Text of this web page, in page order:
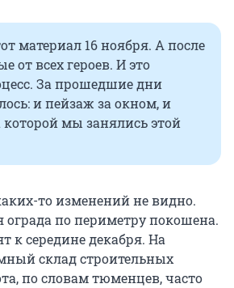
материал 16 ноября. А после
от всех героев. И это
За прошедшие дни
и пейзаж за окном, и
которой мы занялись этой
то изменений не видно.
ограда по периметру покошена.
к середине декабря. На
склад строительных
по словам тюменцев, часто